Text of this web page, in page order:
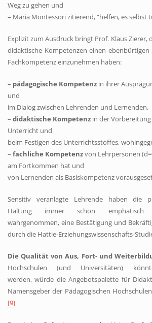
Weg zu gehen und
– Maria Montessori zitierend, “helfen, es selbst
Explizit zum Ausdruck bringt Prof. Klaus Zierer,
didaktische Kompetenzen einen
Fachkompetenz einzunehmen haben:
– pädagogische Kompetenz in ihrer
und
im Dialog zwischen Lehrenden und Lernenden,
– didaktische Kompetenz in der
Unterricht und
beim Festigen des Unterrichtsstoffes,
– fachliche Kompetenzvon Lehrpersonen
am Fortkommen hat und
von Lernenden als Basiskompetenz
Sensitiv veranlagte Lehrende haben die
Haltung immer schon
wahrgenommen, eine Bestätigung und
durch die
Die Qualität von Aus, Fort- und
Hochschulen (und Universitäten)
werden, würde die Angebotspalette für
Namensgeber der Pädagogischen
[9]